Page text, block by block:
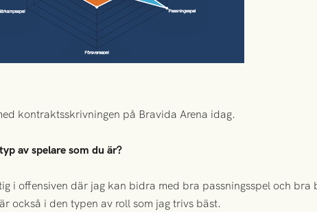
kontraktsskrivningen på Bravida Arena idag.
av spelare som du är?
i offensiven där jag kan bidra med bra passningsspel och bra
också i den typen av roll som jag trivs bäst.